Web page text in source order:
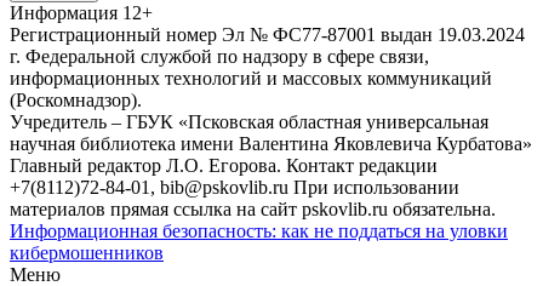
Информация 12+
Регистрационный номер Эл № ФС77-87001 выдан 19.03.2024
г. Федеральной службой по надзору в сфере связи,
информационных технологий и массовых коммуникаций
(Роскомнадзор).
Учредитель – ГБУК «Псковская областная универсальная
научная библиотека имени Валентина Яковлевича Курбатова»
Главный редактор Л.О. Егорова. Контакт редакции
+7(8112)72-84-01, bib@pskovlib.ru При использовании
материалов прямая ссылка на сайт pskovlib.ru обязательна.
Информационная безопасность: как не поддаться на уловки
кибермошенников
Меню